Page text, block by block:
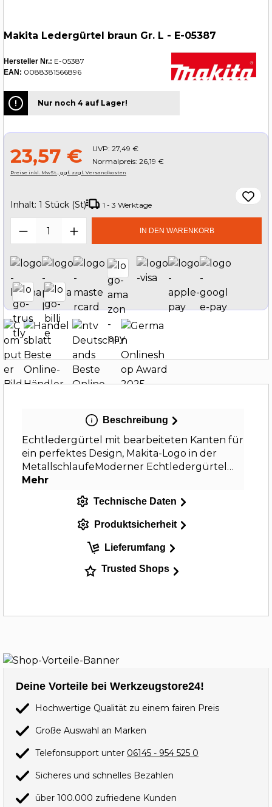
Makita Ledergürtel braun Gr. L - E-05387
Hersteller Nr.: E-05387
EAN: 0088381566896
Nur noch 4 auf Lager!
23,57 € UVP: 27,49 €
Normalpreis: 26,19 €
Preise inkl. MwSt., ggf. zzgl. Versandkosten
Inhalt: 1 Stück (St) 1 - 3 Werktage
Produkt Anzahl: Gib denIN DEN WARENKORB
Beschreibung
Echtledergürtel mit bearbeiteten Kanten für
ein perfektes Design, Makita-Logo in der
MetallschlaufeModerner Echtledergürtel…
Mehr
Technische Daten
Produktsicherheit
Lieferumfang
Trusted Shops
Deine Vorteile bei Werkzeugstore24!
Hochwertige Qualität zu einem fairen Preis
Große Auswahl an Marken
Telefonsupport unter 06145 - 954 525 0
Sicheres und schnelles Bezahlen
über 100.000 zufriedene Kunden